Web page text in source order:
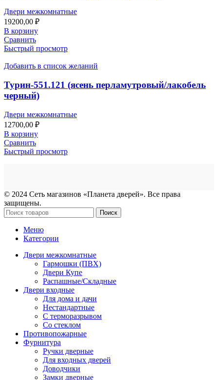
Двери межкомнатные
19200,00 ₽
В корзину
Сравнить
Быстрый просмотр
Добавить в список желаний
Турин-551.121 (ясень перламутровый/лакобель
черный)
Двери межкомнатные
12700,00 ₽
В корзину
Сравнить
Быстрый просмотр
© 2024 Сеть магазинов «Планета дверей». Все права
защищены.
Поиск
Меню
Категории
Двери межкомнатные
Гармошки (ПВХ)
Двери Купе
Распашные/Складные
Двери входные
Для дома и дачи
Нестандартные
С терморазрывом
Со стеклом
Противопожарные
Фурнитура
Ручки дверные
Для входных дверей
Доводчики
Замки дверные